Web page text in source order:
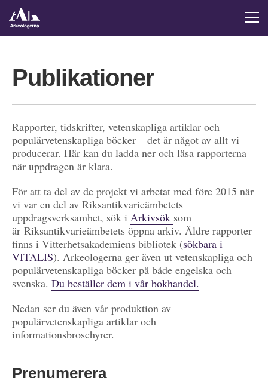
Publikationer
Rapporter, tidskrifter, vetenskapliga artiklar och
populärvetenskapliga böcker – det är något av allt vi
producerar. Här kan du ladda ner och läsa rapporterna
när uppdragen är klara.
För att ta del av de projekt vi arbetat med före 2015 när
vi var en del av Riksantikvarieämbetets
uppdragsverksamhet, sök i Arkivsök som
är Riksantikvarieämbetets öppna arkiv. Äldre rapporter
finns i Vitterhetsakademiens bibliotek (sökbara i
VITALIS). Arkeologerna ger även ut vetenskapliga och
populärvetenskapliga böcker på både engelska och
svenska. Du beställer dem i vår bokhandel.
Nedan ser du även vår produktion av
populärvetenskapliga artiklar och
informationsbroschyrer.
Prenumerera